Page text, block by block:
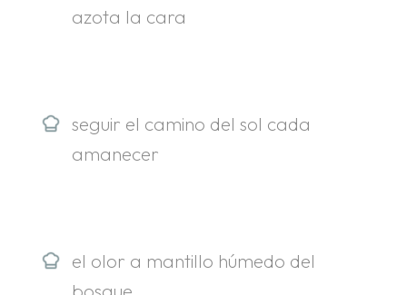
azota la cara
seguir el camino del sol cada
amanecer
el olor a mantillo húmedo del
bosque